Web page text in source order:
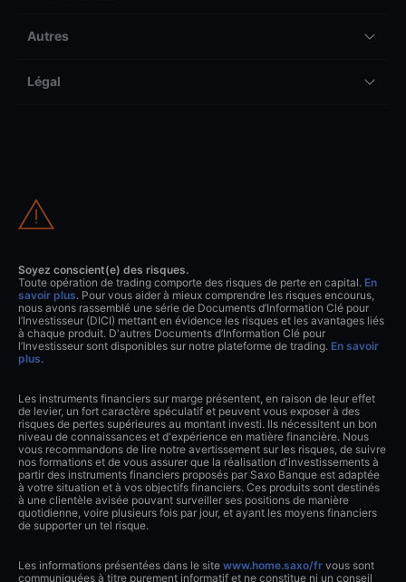
Autres
Légal
Soyez conscient(e) des risques.
Toute opération de trading comporte des risques de perte en capital. En
savoir plus. Pour vous aider à mieux comprendre les risques encourus,
nous avons rassemblé une série de Documents d’Information Clé pour
l’Investisseur (DICI) mettant en évidence les risques et les avantages liés
à chaque produit. D'autres Documents d’Information Clé pour
l’Investisseur sont disponibles sur notre plateforme de trading. En savoir
plus.
Les instruments financiers sur marge présentent, en raison de leur effet
de levier, un fort caractère spéculatif et peuvent vous exposer à des
risques de pertes supérieures au montant investi. Ils nécessitent un bon
niveau de connaissances et d'expérience en matière financière. Nous
vous recommandons de lire notre avertissement sur les risques, de suivre
nos formations et de vous assurer que la réalisation d'investissements à
partir des instruments financiers proposés par Saxo Banque est adaptée
à votre situation et à vos objectifs financiers. Ces produits sont destinés
à une clientèle avisée pouvant surveiller ses positions de manière
quotidienne, voire plusieurs fois par jour, et ayant les moyens financiers
de supporter un tel risque.
Les informations présentées dans le site www.home.saxo/fr vous sont
communiquées à titre purement informatif et ne constitue ni un conseil